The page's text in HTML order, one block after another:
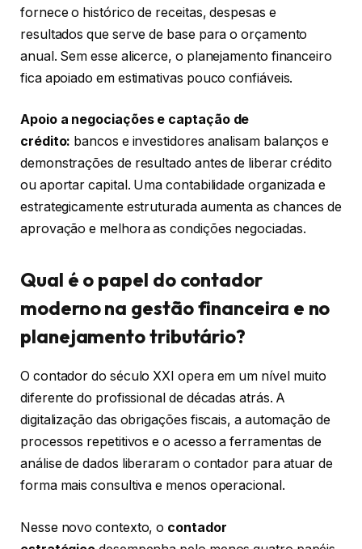
fornece o histórico de receitas, despesas e
resultados que serve de base para o orçamento
anual. Sem esse alicerce, o planejamento financeiro
fica apoiado em estimativas pouco confiáveis.
Apoio a negociações e captação de
crédito: bancos e investidores analisam balanços e
demonstrações de resultado antes de liberar crédito
ou aportar capital. Uma contabilidade organizada e
estrategicamente estruturada aumenta as chances de
aprovação e melhora as condições negociadas.
Qual é o papel do contador
moderno na gestão financeira e no
planejamento tributário?
O contador do século XXI opera em um nível muito
diferente do profissional de décadas atrás. A
digitalização das obrigações fiscais, a automação de
processos repetitivos e o acesso a ferramentas de
análise de dados liberaram o contador para atuar de
forma mais consultiva e menos operacional.
Nesse novo contexto, o contador